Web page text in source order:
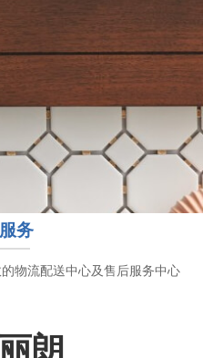
务
物流配送中心及售后服务中心
朗